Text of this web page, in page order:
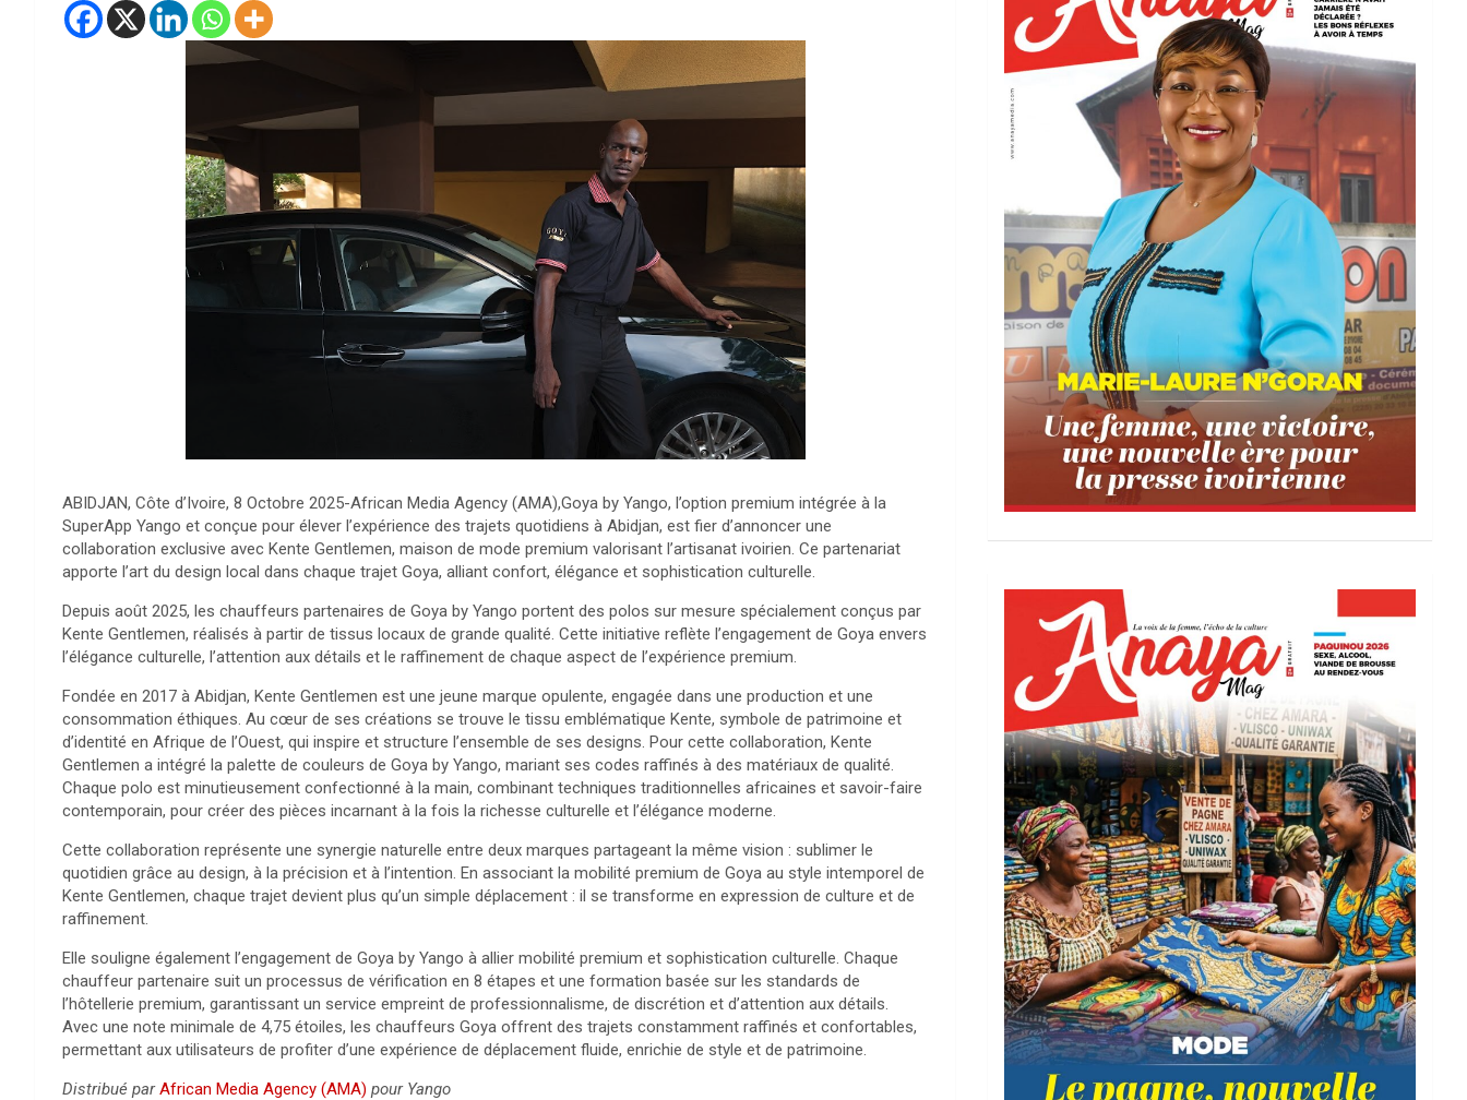
ABIDJAN, Côte d’Ivoire, 8 Octobre 2025-African Media Agency (AMA),Goya by Yango, l’option premium intégrée à la
SuperApp Yango et conçue pour élever l’expérience des trajets quotidiens à Abidjan, est fier d’annoncer une
collaboration exclusive avec Kente Gentlemen, maison de mode premium valorisant l’artisanat ivoirien. Ce partenariat
apporte l’art du design local dans chaque trajet Goya, alliant confort, élégance et sophistication culturelle.
Depuis août 2025, les chauffeurs partenaires de Goya by Yango portent des polos sur mesure spécialement conçus par
Kente Gentlemen, réalisés à partir de tissus locaux de grande qualité. Cette initiative reflète l’engagement de Goya envers
l’élégance culturelle, l’attention aux détails et le raffinement de chaque aspect de l’expérience premium.
Fondée en 2017 à Abidjan, Kente Gentlemen est une jeune marque opulente, engagée dans une production et une
consommation éthiques. Au cœur de ses créations se trouve le tissu emblématique Kente, symbole de patrimoine et
d’identité en Afrique de l’Ouest, qui inspire et structure l’ensemble de ses designs. Pour cette collaboration, Kente
Gentlemen a intégré la palette de couleurs de Goya by Yango, mariant ses codes raffinés à des matériaux de qualité.
Chaque polo est minutieusement confectionné à la main, combinant techniques traditionnelles africaines et savoir-faire
contemporain, pour créer des pièces incarnant à la fois la richesse culturelle et l’élégance moderne.
Cette collaboration représente une synergie naturelle entre deux marques partageant la même vision : sublimer le
quotidien grâce au design, à la précision et à l’intention. En associant la mobilité premium de Goya au style intemporel de
Kente Gentlemen, chaque trajet devient plus qu’un simple déplacement : il se transforme en expression de culture et de
raffinement.
Elle souligne également l’engagement de Goya by Yango à allier mobilité premium et sophistication culturelle. Chaque
chauffeur partenaire suit un processus de vérification en 8 étapes et une formation basée sur les standards de
l’hôtellerie premium, garantissant un service empreint de professionnalisme, de discrétion et d’attention aux détails.
Avec une note minimale de 4,75 étoiles, les chauffeurs Goya offrent des trajets constamment raffinés et confortables,
permettant aux utilisateurs de profiter d’une expérience de déplacement fluide, enrichie de style et de patrimoine.
Distribué parAfrican Media Agency (AMA) pour Yango